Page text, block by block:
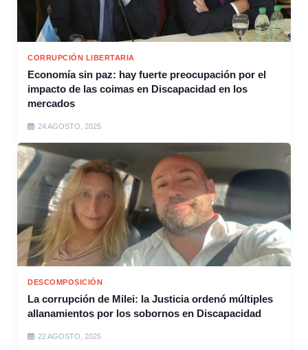
CORRUPCIÓN LIBERTARIA
Economía sin paz: hay fuerte preocupación por el
impacto de las coimas en Discapacidad en los
mercados
24 AGOSTO, 2025
DESCOMPOSICIÓN
La corrupción de Milei: la Justicia ordenó múltiples
allanamientos por los sobornos en Discapacidad
22 AGOSTO, 2025